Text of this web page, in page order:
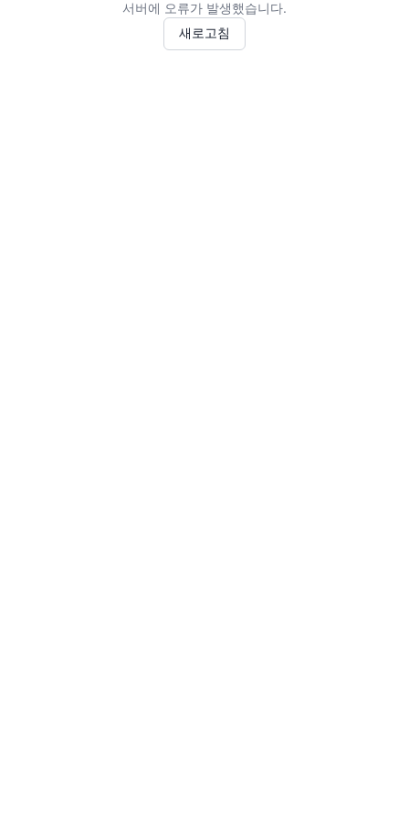
서버에 오류가 발생했습니다.
새로고침